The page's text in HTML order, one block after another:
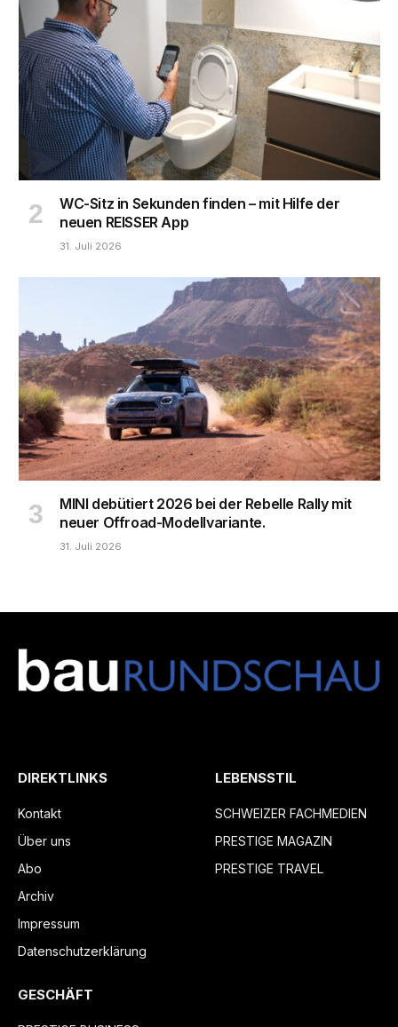
WC-Sitz in Sekunden finden – mit Hilfe der
neuen REISSER App
31. Juli 2026
MINI debütiert 2026 bei der Rebelle Rally mit
neuer Offroad-Modellvariante.
31. Juli 2026
DIREKTLINKS
Kontakt
Über uns
Abo
Archiv
Impressum
Datenschutzerklärung
LEBENSSTIL
SCHWEIZER FACHMEDIEN
PRESTIGE MAGAZIN
PRESTIGE TRAVEL
GESCHÄFT